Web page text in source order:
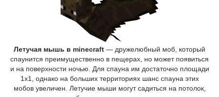
Летучая мышь в minecraft — дружелюбный моб, который
спаунится преимущественно в пещерах, но может появиться
и на поверхности ночью. Для спауна им достаточно площади
1х1, однако на больших территориях шанс спауна этих
мобов увеличен. Летучие мыши могут садиться на потолок,